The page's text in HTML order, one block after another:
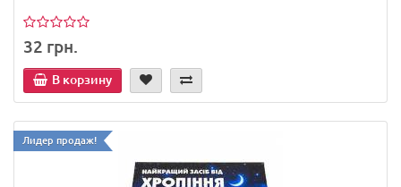
32 грн.
В корзину
Лидер продаж!